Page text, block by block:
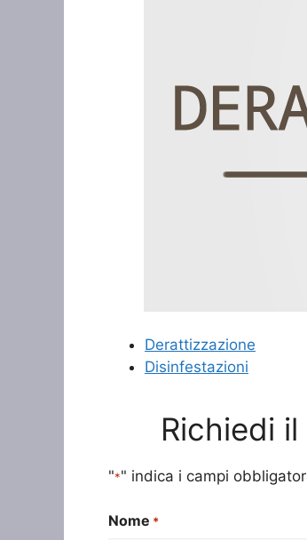
Derattizzazione
Disinfestazioni
Richiedi
"*" indica i campi
Nome *